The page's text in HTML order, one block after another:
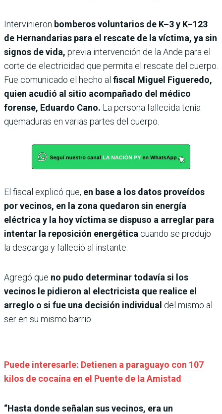
Intervinieron bomberos voluntarios de K–3 y K–123
de Hernandarias para el rescate de la víctima, ya sin
signos de vida, previa intervención de la Ande para el
corte de electricidad que permita el rescate del cuerpo.
Fue comunicado el hecho al fiscal Miguel Figueredo,
quien acudió al sitio acompañado del médico
forense, Eduardo Cano. La persona fallecida tenía
quemaduras en varias partes del cuerpo.
El fiscal explicó que, en base a los datos proveídos
por vecinos, en la zona quedaron sin energía
eléctrica y la hoy víctima se dispuso a arreglar para
intentar la reposición energética cuando se produjo
la descarga y falleció al instante.
Agregó que no pudo determinar todavía si los
vecinos le pidieron al electricista que realice el
arreglo o si fue una decisión individual del mismo al
ser en su mismo barrio.
Puede interesarle: Detienen a paraguayo con 107
kilos de cocaína en el Puente de la Amistad
“Hasta donde señalan sus vecinos, era un